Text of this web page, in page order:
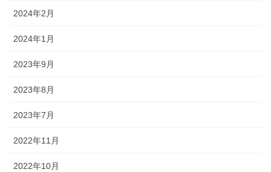
2024年2月
2024年1月
2023年9月
2023年8月
2023年7月
2022年11月
2022年10月